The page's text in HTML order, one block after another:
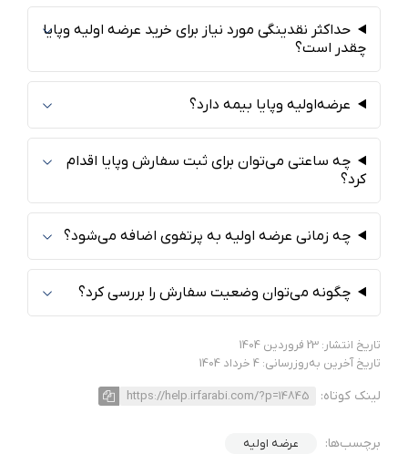
حداکثر نقدینگی مورد نیاز برای خرید عرضه اولیه وپایا
چقدر است؟
عرضه‌اولیه وپایا بیمه دارد؟
چه ساعتی می‌توان برای ثبت سفارش وپایا اقدام
کرد؟
چه زمانی عرضه اولیه به پرتفوی اضافه می‌شود؟
چگونه می‌توان وضعیت سفارش را بررسی کرد؟
تاریخ انتشار: 23 فروردین 1404
تاریخ آخرین به‌روزرسانی: 4 خرداد 1404
لینک کوتاه: https://help.irfarabi.com/?p=14845
برچسب‌ها: عرضه اولیه